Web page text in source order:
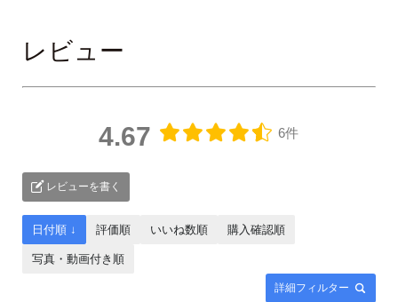
レビュー
4.67 6件
レビューを書く
詳細フィルター
日付順 ↓ 評価順 いいね数順 購入確認順
写真・動画付き順